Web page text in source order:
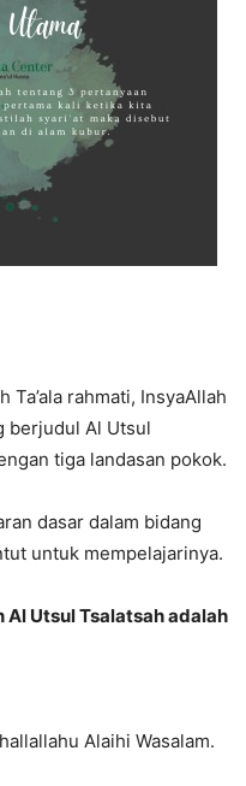
Ta’ala rahmati, InsyaAllah
berjudul Al Utsul
tiga landasan pokok.
dasar dalam bidang
untuk mempelajarinya.
Utsul Tsalatsah adalah
Alaihi Wasalam.